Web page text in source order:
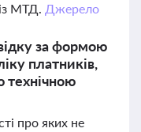
МТД. Джерело
за формою
платників,
технічною
про яких не